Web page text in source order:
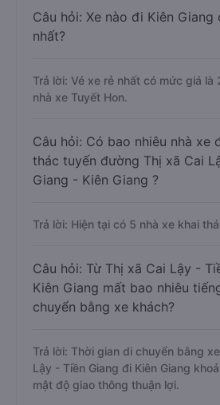
Câu hỏi: Xe nào đi Kiên Giang
nhất?
Trả lời: Vé xe rẻ nhất có mức giá
nhà xe Tuyết Hon.
Câu hỏi: Có bao nhiêu nhà xe
thác tuyến đường Thị xã Cai
Giang - Kiên Giang ?
Trả lời: Hiện tại có 5 nhà xe khai
Câu hỏi: Từ Thị xã Cai Lậy -
Kiên Giang mất bao nhiêu
chuyển bằng xe khách?
Trả lời: Thời gian di chuyển bằng
Lậy - Tiền Giang đi Kiên Giang
mật độ giao thông thuận lợi.